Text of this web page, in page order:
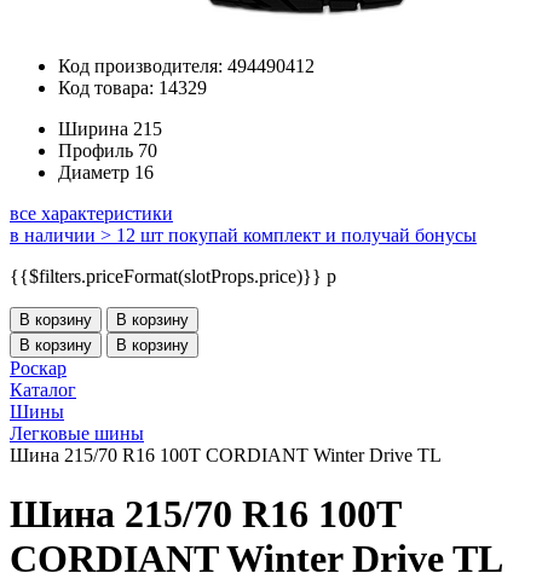
Код производителя: 494490412
Код товара: 14329
Ширина 215
Профиль 70
Диаметр 16
все характеристики
в наличии > 12 шт покупай комплект и получай бонусы
{{$filters.priceFormat(slotProps.price)}} p
В корзину
В корзину
В корзину
В корзину
Роскар
Каталог
Шины
Легковые шины
Шина 215/70 R16 100T CORDIANT Winter Drive TL
Шина 215/70 R16 100T
CORDIANT Winter Drive TL